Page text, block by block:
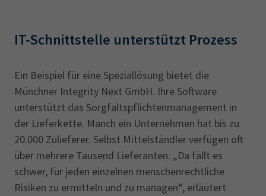
IT-Schnittstelle unterstützt Prozess
Ein Beispiel für eine Speziallösung bietet die
Münchner Integrity Next GmbH. Ihre Software
unterstützt das Sorgfaltspflichtenmanagement in
der Lieferkette. Manch ein Unternehmen hat bis zu
20.000 Zulieferer. Selbst Mittelständler verfügen oft
über mehrere Tausend Lieferanten. „Da fällt es
schwer, für jeden einzelnen menschenrechtliche
Risiken zu ermitteln und zu managen“, erläutert